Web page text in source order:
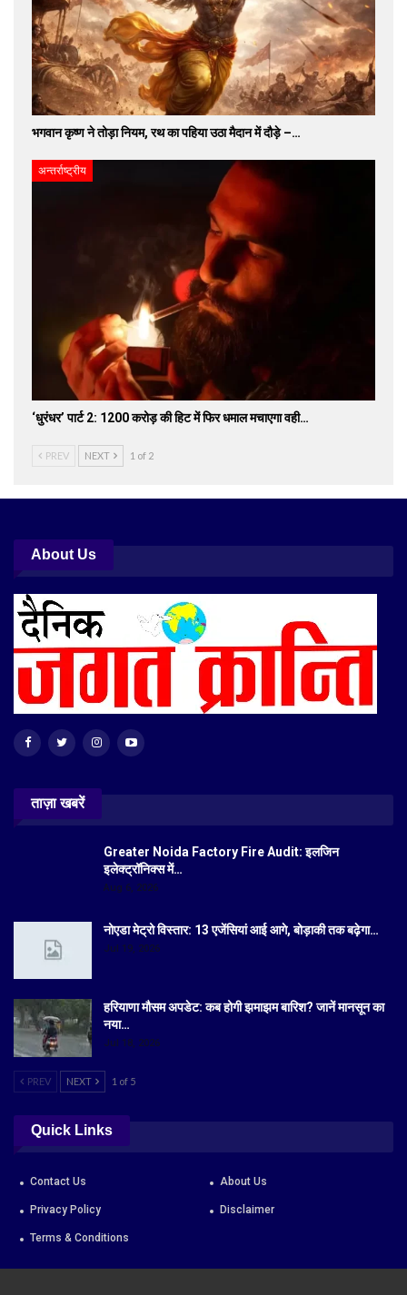
भगवान कृष्ण ने तोड़ा नियम, रथ का पहिया उठा मैदान में दौड़े –…
अन्तर्राष्ट्रीय
‘धुरंधर’ पार्ट 2: 1200 करोड़ की हिट में फिर धमाल मचाएगा वही…
PREV NEXT 1 of 2
About Us
ताज़ा खबरें
Greater Noida Factory Fire Audit: इलजिन
इलेक्ट्रॉनिक्स में…
Aug 6, 2026
नोएडा मेट्रो विस्तार: 13 एजेंसियां आई आगे, बोड़ाकी तक बढ़ेगा…
Jul 19, 2026
हरियाणा मौसम अपडेट: कब होगी झमाझम बारिश? जानें मानसून का
नया…
Jul 18, 2026
PREV NEXT 1 of 5
Quick Links
Contact Us About Us
Privacy Policy Disclaimer
Terms & Conditions